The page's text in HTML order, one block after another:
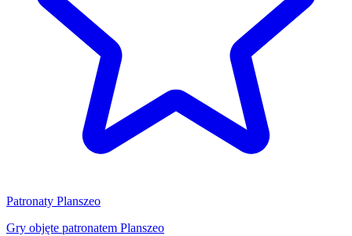
Patronaty Planszeo
Gry objęte patronatem Planszeo